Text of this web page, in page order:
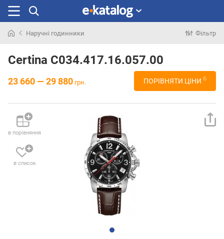
раніше
Наручні годинники Фільтр
Certina C034.417.16.057.00
23 660 — 29 880 грн. ПОРІВНЯТИ ЦІНИ 6
в порівняння
в список